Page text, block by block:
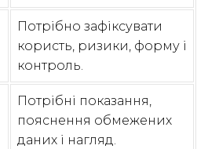
Потрібно зафіксувати
користь, ризики, форму і
контроль.
Потрібні показання,
пояснення обмежених
даних і нагляд.